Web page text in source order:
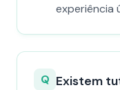
experiência
Q Existem